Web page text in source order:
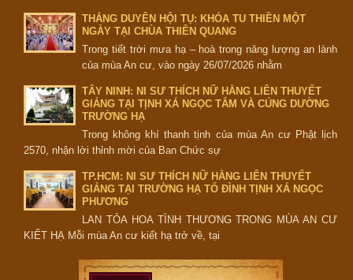
THẮNG DUYÊN HỘI TỤ: KHÓA TU THIỀN MỘT
NGÀY TẠI CHÙA THIÊN QUANG
Trong tiết trời mưa hạ – hoà trong năng lượng an lành
của mùa An cư, vào ngày 26/07/2026 nhằm
TÂY NINH: NI SƯ THÍCH NỮ HẰNG LIÊN THUYẾT
GIẢNG TẠI TỊNH XÁ NGỌC TÂM VÀ CÚNG DƯỜNG
TRƯỜNG HẠ
Trong không khí thanh tịnh của mùa An cư Phật lịch
2570, nhận lời thỉnh mời của Ban Chức sự
TP.HCM: NI SƯ THÍCH NỮ HẰNG LIÊN THUYẾT
GIẢNG TẠI TRƯỜNG HẠ TỔ ĐÌNH TỊNH XÁ NGỌC
PHƯƠNG
LAN TỎA HOA TÌNH THƯƠNG TRONG MÙA AN CƯ
KIẾT HẠ Mỗi mùa An cư kiết hạ trở về, tại